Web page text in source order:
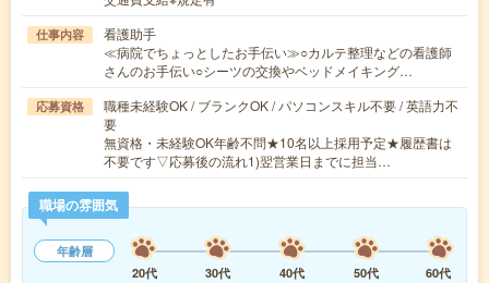
仕事内容
看護助手
≪病院でちょっとしたお手伝い≫○カルテ整理などの看護師
さんのお手伝い○シーツの交換やベッドメイキング…
応募資格
職種未経験OK / ブランクOK / パソコンスキル不要 / 英語力不
要
無資格・未経験OK年齢不問★10名以上採用予定★履歴書は
不要です▽応募後の流れ1)翌営業日までに担当…
職場の雰囲気
年齢層
20代
30代 40代 50代
60代